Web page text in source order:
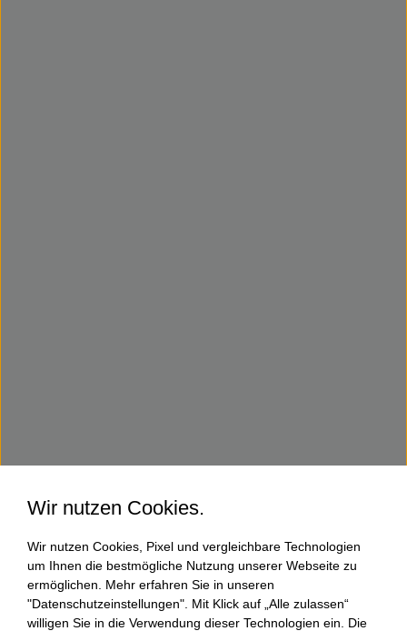
Wir nutzen Cookies.
Wir nutzen Cookies, Pixel und vergleichbare Technologien
um Ihnen die bestmögliche Nutzung unserer Webseite zu
ermöglichen. Mehr erfahren Sie in unseren
"Datenschutzeinstellungen". Mit Klick auf „Alle zulassen“
willigen Sie in die Verwendung dieser Technologien ein. Die